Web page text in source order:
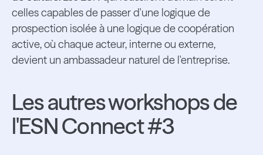
celles capables de passer d'une logique de
prospection isolée à une logique de coopération
active, où chaque acteur, interne ou externe,
devient un ambassadeur naturel de l'entreprise.
Les autres workshops de
l'ESN Connect #3